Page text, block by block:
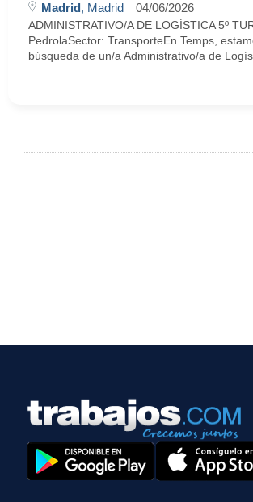
Madrid, Madrid 04/06/2026
ADMINISTRATIVO/A DE LOGÍSTICA 5º
PedrolaSector: TransporteEn Temps,
búsqueda de un/a Administrativo/a de